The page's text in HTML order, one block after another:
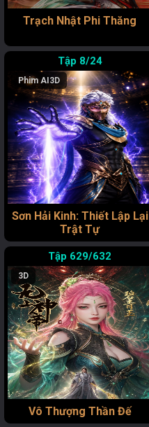
Trạch Nhật Phi Thăng
8/24
Phim AI3D
Sơn Hải Kinh: Thiết Lập Lại
Trật Tự
629/632
3D
Vô Thượng Thần Đế